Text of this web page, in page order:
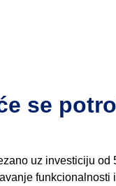
se
uz investiciju od
funkcionalnosti